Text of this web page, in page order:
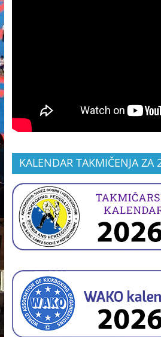
KALENDAR TAKMIČENJA